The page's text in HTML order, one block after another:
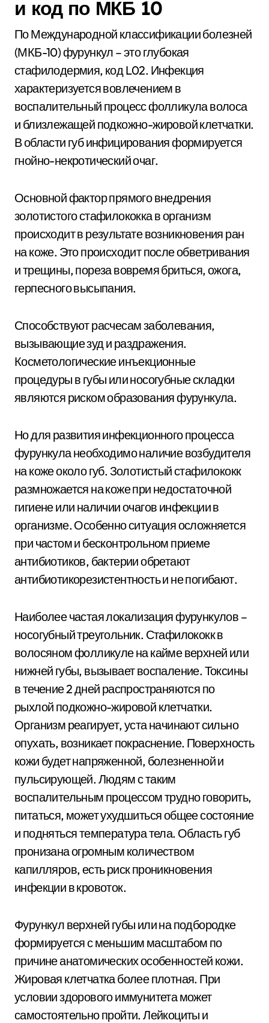
и код по МКБ 10
По Международной классификации болезней
(МКБ-10) фурункул – это глубокая
стафилодермия, код L02. Инфекция
характеризуется вовлечением в
воспалительный процесс фолликула волоса
и близлежащей подкожно-жировой клетчатки.
В области губ инфицирования формируется
гнойно-некротический очаг.
Основной фактор прямого внедрения
золотистого стафилококка в организм
происходит в результате возникновения ран
на коже. Это происходит после обветривания
и трещины, пореза вовремя бриться, ожога,
герпесного высыпания.
Способствуют расчесам заболевания,
вызывающие зуд и раздражения.
Косметологические инъекционные
процедуры в губы или носогубные складки
являются риском образования фурункула.
Но для развития инфекционного процесса
фурункула необходимо наличие возбудителя
на коже около губ. Золотистый стафилококк
размножается на коже при недостаточной
гигиене или наличии очагов инфекции в
организме. Особенно ситуация осложняется
при частом и бесконтрольном приеме
антибиотиков, бактерии обретают
антибиотикорезистентность и не погибают.
Наиболее частая локализация фурункулов –
носогубный треугольник. Стафилококк в
волосяном фолликуле на кайме верхней или
нижней губы, вызывает воспаление. Токсины
в течение 2 дней распространяются по
рыхлой подкожно-жировой клетчатки.
Организм реагирует, уста начинают сильно
опухать, возникает покраснение. Поверхность
кожи будет напряженной, болезненной и
пульсирующей. Людям с таким
воспалительным процессом трудно говорить,
питаться, может ухудшиться общее состояние
и подняться температура тела. Область губ
пронизана огромным количеством
капилляров, есть риск проникновения
инфекции в кровоток.
Фурункул верхней губы или на подбородке
формируется с меньшим масштабом по
причине анатомических особенностей кожи.
Жировая клетчатка более плотная. При
условии здорового иммунитета может
самостоятельно пройти. Лейкоциты и